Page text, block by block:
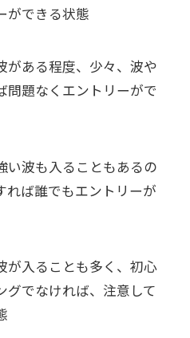
ができる状態
ある程度、少々、波や
問題なくエントリーがで
波も入ることもあるの
れば誰でもエントリーが
入ることも多く、初心
グでなければ、注意して